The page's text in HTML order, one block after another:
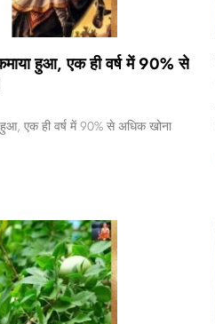
हुआ, एक ही वर्ष में 90% से
एक ही वर्ष में 90% से अधिक खोना